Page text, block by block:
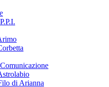
di Arianna